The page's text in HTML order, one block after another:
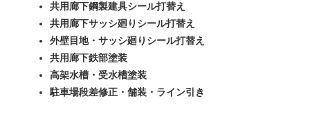
共用廊下鋼製建具シール打替え
共用廊下サッシ廻りシール打替え
外壁目地・サッシ廻りシール打替え
共用廊下鉄部塗装
高架水槽・受水槽塗装
駐車場段差修正・舗装・ライン引き